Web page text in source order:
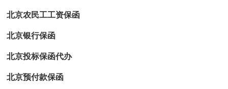
北京农民工工资保函
北京银行保函
北京投标保函代办
北京预付款保函